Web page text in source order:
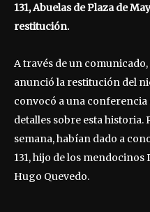
131, Abuelas de Plaza de
restitución.
A través de un
anunció la restitución del
convocó a una conferencia
detalles sobre esta historia.
semana, habían dado a
131, hijo de los
Hugo Quevedo.